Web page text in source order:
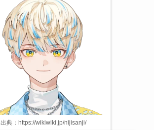
出典：https://wikiwiki.jp/nijisanji/